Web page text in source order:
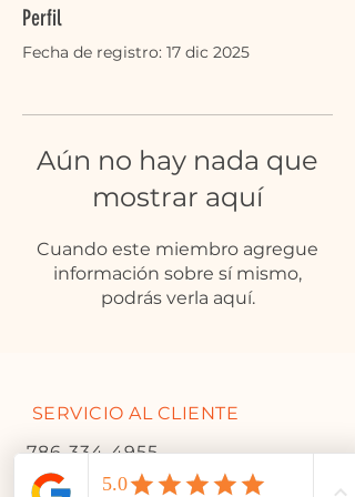
Perfil
Fecha de registro: 17 dic 2025
Aún no hay nada que
mostrar aquí
Cuando este miembro agregue
información sobre sí mismo,
podrás verla aquí.
SERVICIO AL CLIENTE
786-334-4955
305-333-0067